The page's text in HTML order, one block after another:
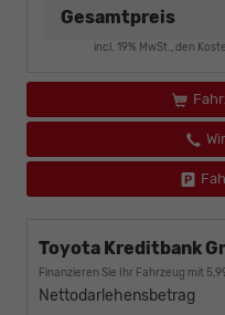
Gesamtpreis
incl. 19% MwSt., den
Toyota Kreditbank
Finanzieren Sie Ihr Fahrzeug mit
Nettodarlehensbetrag